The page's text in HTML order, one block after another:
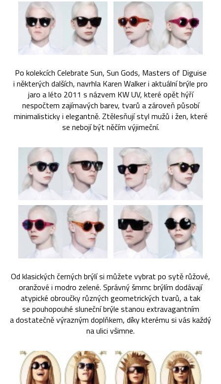
Po kolekcích Celebrate Sun, Sun Gods, Masters of Diguise
i některých dalších, navrhla Karen Walker i aktuální brýle pro
jaro a léto 2011 s názvem KW UV, které opět hýří
nespočtem zajímavých barev, tvarů a zároveň působí
minimalisticky i elegantně. Ztělesňují styl mužů i žen, které
se nebojí být něčím výjimeční.
Od klasických černých brýlí si můžete vybrat po sytě růžové,
oranžové i modro zelené. Správný šmrnc brýlím dodávají
atypické obroučky různých geometrických tvarů, a tak
se pouhopouhé sluneční brýle stanou extravagantním
a dostatečně výrazným doplňkem, díky kterému si vás každý
na ulici všimne.